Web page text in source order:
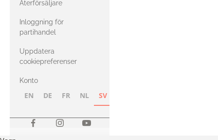
med Heavy
Merino
Återförsäljare
Inloggning för
partihandel
Uppdatera
cookiepreferenser
Konto
EN DE FR NL SV